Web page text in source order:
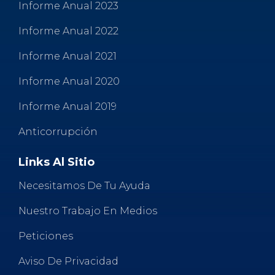
Informe Anual 2023
Informe Anual 2022
Informe Anual 2021
Informe Anual 2020
Informe Anual 2019
Anticorrupción
Links Al Sitio
Necesitamos De Tu Ayuda
Nuestro Trabajo En Medios
Peticiones
Aviso De Privacidad